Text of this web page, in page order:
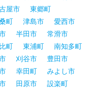
屋市
東郷町
町 津島市
愛西市
半田市
常滑市
町 東浦町
南知多町
刈谷市
豊田市
幸田町
みよし市
田原市
設楽町